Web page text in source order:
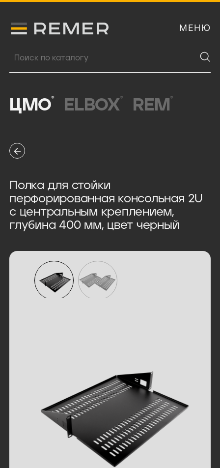
Логитип компании Remer МЕНЮ
Поиск продукции
ЦМО® ELBOX® REM ®
Полка для стойки
перфорированная консольная 2U
с центральным креплением,
глубина 400 мм, цвет черный